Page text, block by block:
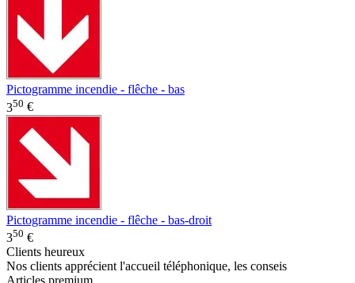
Pictogramme incendie - flêche - bas
350 €
Pictogramme incendie - flêche - bas-droit
350 €
Clients heureux
Nos clients apprécient l'accueil téléphonique, les conseis
Articles premium